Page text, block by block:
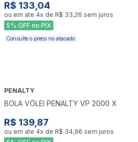
R$ 133,04
ou em ate 4x de R$ 33,26 sem juros
5% OFF no PIX
Consulte o preco no atacado
PENALTY
BOLA VÔLEI PENALTY VP 2000 X
R$ 139,87
ou em ate 4x de R$ 34,96 sem juros